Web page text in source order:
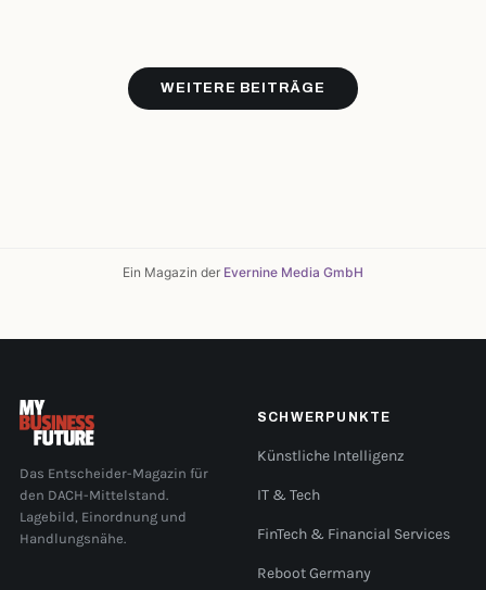
WEITERE BEITRÄGE
Ein Magazin der Evernine Media GmbH
Das Entscheider-Magazin für
den DACH-Mittelstand.
Lagebild, Einordnung und
Handlungsnähe.
SCHWERPUNKTE
Künstliche Intelligenz
IT & Tech
FinTech & Financial Services
Reboot Germany